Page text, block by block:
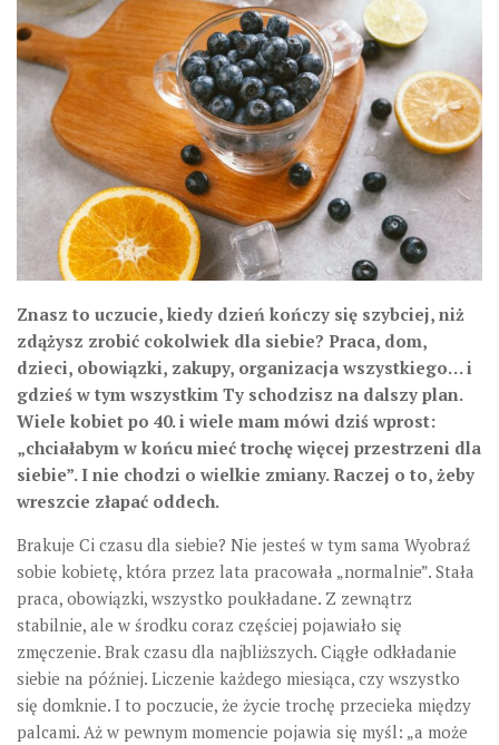
Znasz to uczucie, kiedy dzień kończy się szybciej, niż
zdążysz zrobić cokolwiek dla siebie? Praca, dom,
dzieci, obowiązki, zakupy, organizacja wszystkiego… i
gdzieś w tym wszystkim Ty schodzisz na dalszy plan.
Wiele kobiet po 40. i wiele mam mówi dziś wprost:
„chciałabym w końcu mieć trochę więcej przestrzeni dla
siebie”. I nie chodzi o wielkie zmiany. Raczej o to, żeby
wreszcie złapać oddech.
Brakuje Ci czasu dla siebie? Nie jesteś w tym sama Wyobraź
sobie kobietę, która przez lata pracowała „normalnie”. Stała
praca, obowiązki, wszystko poukładane. Z zewnątrz
stabilnie, ale w środku coraz częściej pojawiało się
zmęczenie. Brak czasu dla najbliższych. Ciągłe odkładanie
siebie na później. Liczenie każdego miesiąca, czy wszystko
się domknie. I to poczucie, że życie trochę przecieka między
palcami. Aż w pewnym momencie pojawia się myśl: „a może